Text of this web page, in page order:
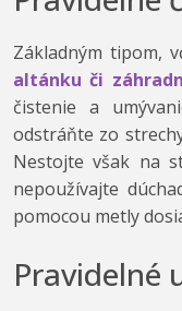
Základným tipom,
altánku či
čistenie a
odstráňte zo
Nestojte však na
nepoužívajte
pomocou metly
Pravidelné